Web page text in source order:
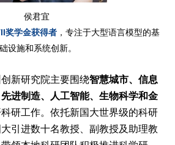
侯君宜
奖学金获得者，专注于大型语言模型的基
础设施和系统创新。
新研究院主要围绕智慧城市、信息
进制造、人工智能、生物科学和金
科研工作。依托新国大世界级的科研
引进数十名教授、副教授及助理教